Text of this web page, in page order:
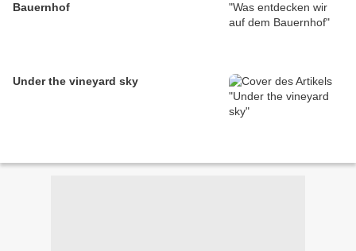
Bauernhof
Under the vineyard sky